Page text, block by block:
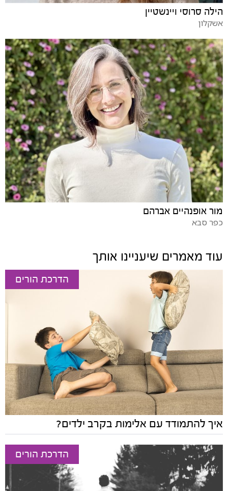
הילה סרוסי ויינשטיין
אשקלון
מור אופנהיים אברהם
כפר סבא
עוד מאמרים שיעניינו אותך
הדרכת הורים
איך להתמודד עם אלימות בקרב ילדים?
הדרכת הורים